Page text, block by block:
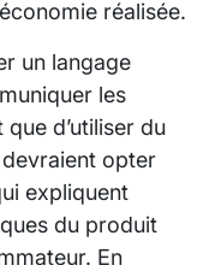
réalisée.
un langage
les
d’utiliser du
opter
expliquent
du produit
En